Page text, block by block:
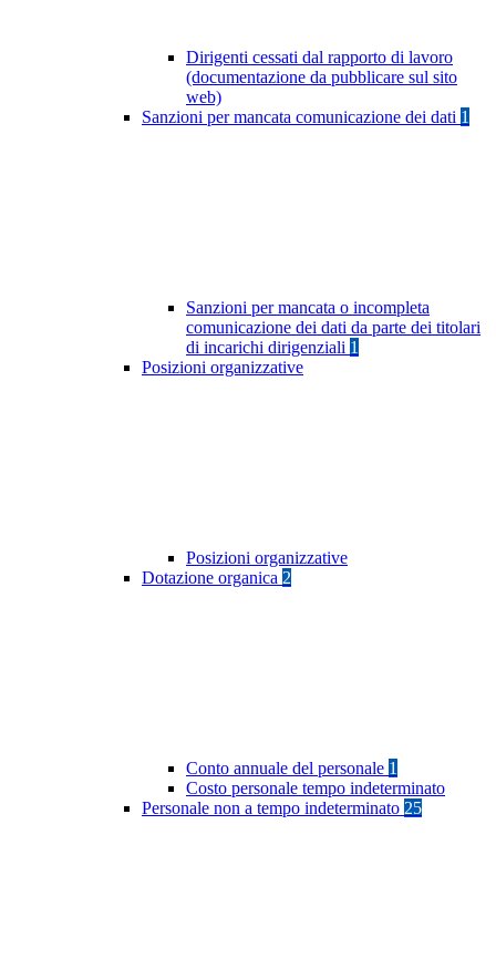
Dirigenti cessati dal rapporto di lavoro
(documentazione da pubblicare sul sito
web)
Sanzioni per mancata comunicazione dei dati 1
Sanzioni per mancata o incompleta
comunicazione dei dati da parte dei titolari
di incarichi dirigenziali 1
Posizioni organizzative
Posizioni organizzative
Dotazione organica 2
Conto annuale del personale 1
Costo personale tempo indeterminato
Personale non a tempo indeterminato 25